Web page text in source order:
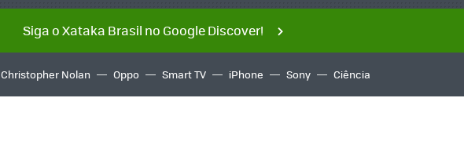
Siga o Xataka Brasil no Google Discover!
Christopher Nolan Oppo Smart TV iPhone Sony Ciência